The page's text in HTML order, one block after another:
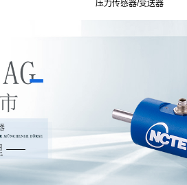
压力传感器/变送器